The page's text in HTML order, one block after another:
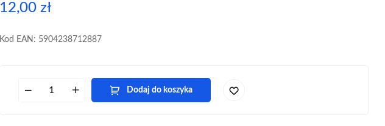
12,00 zł
Kod EAN: 5904238712887
Dodaj do koszyka